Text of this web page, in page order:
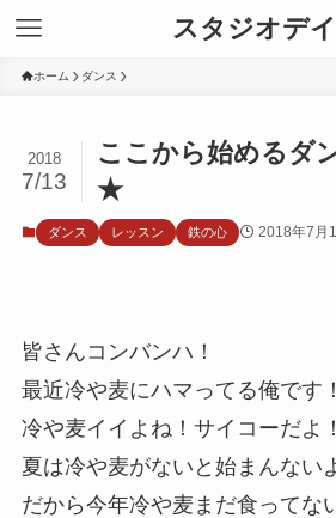
スタジオデ
ホーム ダンス
ここから始めるダ
★
2018
7/13
ダンス レッスン 鉄の心 2018年7月
皆さんコンバンハ！
最近冷や麦にハマってる俺です！
冷や麦イイよね！サイコーだよ！
夏は冷や麦がないと始まんない
だから今年冷や麦まだ食ってな